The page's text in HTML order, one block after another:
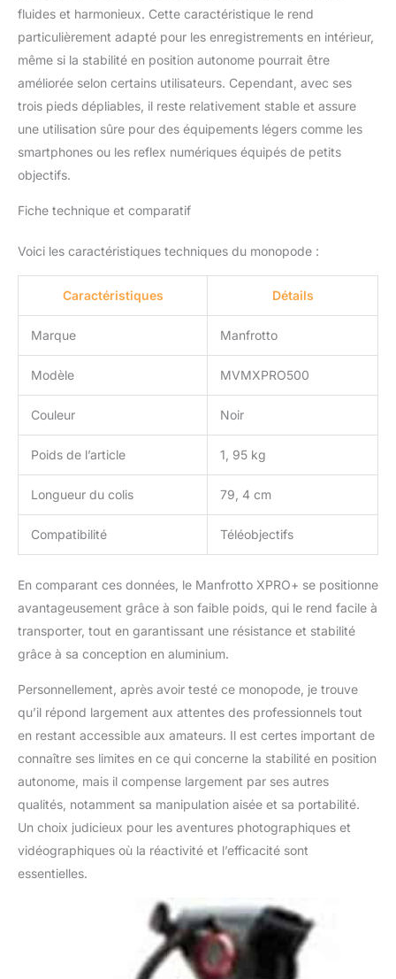
fluides et harmonieux. Cette caractéristique le rend
particulièrement adapté pour les enregistrements en intérieur,
même si la stabilité en position autonome pourrait être
améliorée selon certains utilisateurs. Cependant, avec ses
trois pieds dépliables, il reste relativement stable et assure
une utilisation sûre pour des équipements légers comme les
smartphones ou les reflex numériques équipés de petits
objectifs.
Fiche technique et comparatif
Voici les caractéristiques techniques du monopode :
Caractéristiques Détails
Marque Manfrotto
Modèle MVMXPRO500
Couleur Noir
Poids de l’article 1, 95 kg
Longueur du colis 79, 4 cm
Compatibilité Téléobjectifs
En comparant ces données, le Manfrotto XPRO+ se positionne
avantageusement grâce à son faible poids, qui le rend facile à
transporter, tout en garantissant une résistance et stabilité
grâce à sa conception en aluminium.
Personnellement, après avoir testé ce monopode, je trouve
qu’il répond largement aux attentes des professionnels tout
en restant accessible aux amateurs. Il est certes important de
connaître ses limites en ce qui concerne la stabilité en position
autonome, mais il compense largement par ses autres
qualités, notamment sa manipulation aisée et sa portabilité.
Un choix judicieux pour les aventures photographiques et
vidéographiques où la réactivité et l’efficacité sont
essentielles.